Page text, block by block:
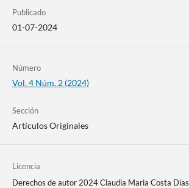
Publicado
01-07-2024
Número
Vol. 4 Núm. 2 (2024)
Sección
Artículos Originales
Licencia
Derechos de autor 2024 Claudia Maria Costa Dias